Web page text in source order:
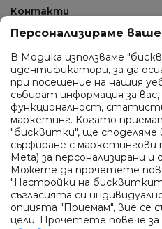
Контакти
0895 410 277
ул. Промишлена 24, гр.
info@modica.bg
Работно време
Понеделник - петък: 10:00 -
Събота и неделя: почивен
ПОСЛЕДВАЙ НИ
Персонализираме
В Модика използваме
идентификатори, за да
при посещение на нашия
събират информация за
функционалност,
маркетинг. Когато
"бисквитки", ще
сърфиране с маркетингови
Meta) за персонализирани
Можете да прочетете
"Настройки на
съгласията си
опцията "Приемам", вие се
цели. Прочетете повече за